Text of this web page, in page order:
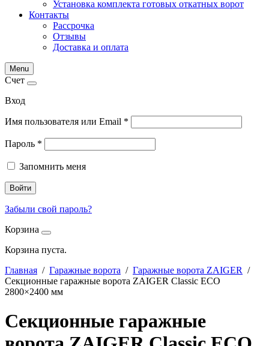
Установка комплекта готовых откатных ворот
Контакты
Рассрочка
Отзывы
Доставка и оплата
Menu
Счет
Вход
Имя пользователя или Email *
Пароль *
Запомнить меня
Войти
Забыли свой пароль?
Корзина
Корзина пуста.
Главная / Гаражные ворота / Гаражные ворота ZAIGER /
Секционные гаражные ворота ZAIGER Classic ECO
2800×2400 мм
Секционные гаражные